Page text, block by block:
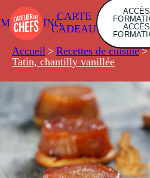
CARTE
CADEAU
ACCÈS
ACCÈS
Accueil > Recettes de cuisine >
Tatin, chantilly vanillée